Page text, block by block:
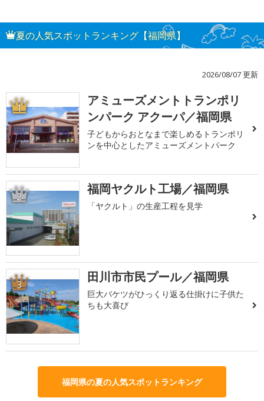
夏の人気スポットランキング【福岡県】
2026/08/07 更新
1
アミューズメントトランポリ
ンパーク アクーパ／福岡県
子どもからおとなまで楽しめるトランポリ
ンを中心としたアミューズメントパーク
2 福岡ヤクルト工場／福岡県
「ヤクルト」の生産工程を見学
3 田川市市民プール／福岡県
巨大バケツがひっくり返る仕掛けに子供た
ちも大喜び
福岡県の夏の人気スポットランキング